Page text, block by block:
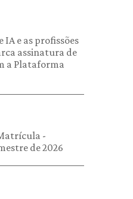
IA e as profissões
assinatura de
a Plataforma
-
de 2026